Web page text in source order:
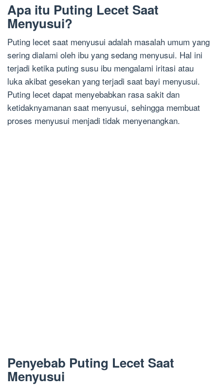
Apa itu Puting Lecet Saat
Menyusui?
Puting lecet saat menyusui adalah masalah umum yang
sering dialami oleh ibu yang sedang menyusui. Hal ini
terjadi ketika puting susu ibu mengalami iritasi atau
luka akibat gesekan yang terjadi saat bayi menyusui.
Puting lecet dapat menyebabkan rasa sakit dan
ketidaknyamanan saat menyusui, sehingga membuat
proses menyusui menjadi tidak menyenangkan.
Penyebab Puting Lecet Saat
Menyusui